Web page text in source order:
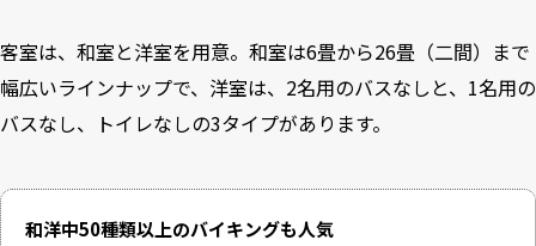
客室は、和室と洋室を用意。和室は6畳から26畳（二間）まで
幅広いラインナップで、洋室は、2名用のバスなしと、1名用の
バスなし、トイレなしの3タイプがあります。
和洋中50種類以上のバイキングも人気